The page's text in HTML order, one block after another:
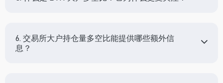
6. 交易所大户持仓量多空比能提供哪些额外信
息？